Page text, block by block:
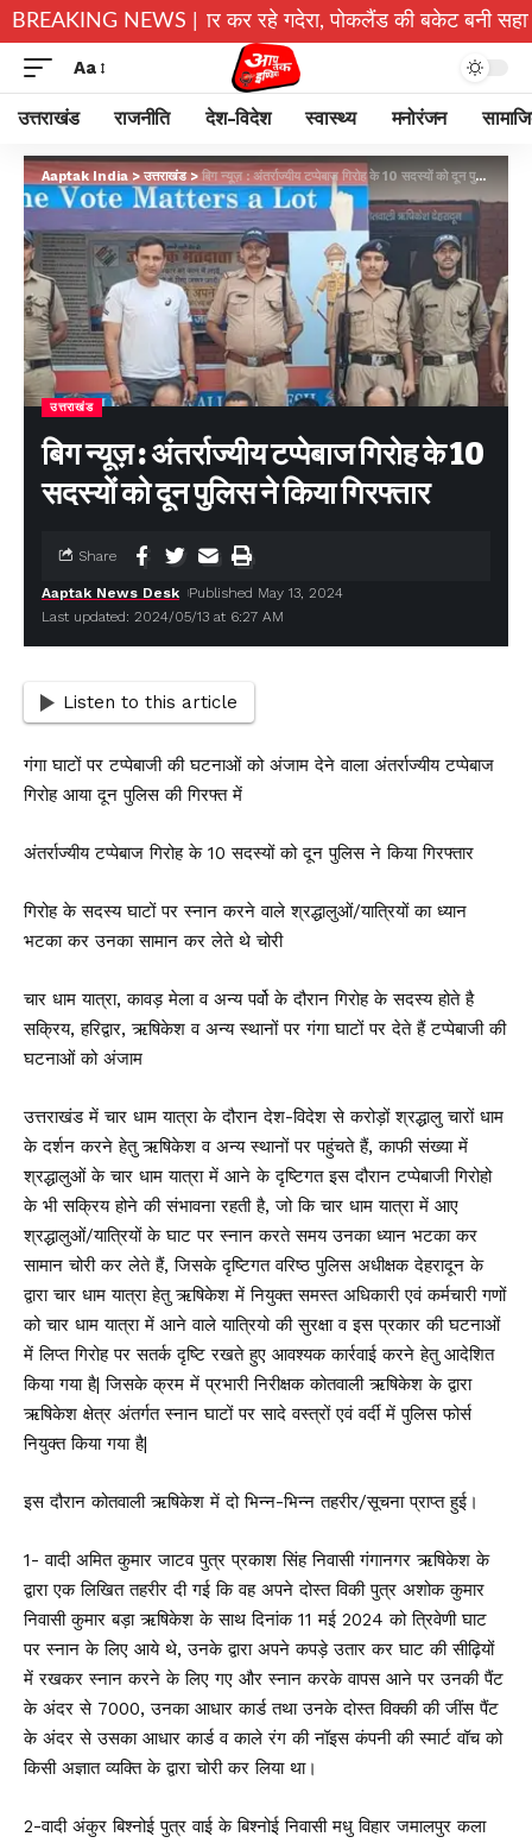
BREAKING NEWS |
में डालकर पार कर रहे गदेरा, पोकलैंड की बकेट बनी सहारा
Aa
उत्तराखंड राजनीति देश-विदेश स्वास्थ्य मनोरंजन
Aaptak India>उत्तराखंड>बिग न्यूज़ : अंतर्राज्यीय टप्पेबाज गिरोह के 10 सदस्यों को दून पुलिस ने किया गिरफ्तार
उत्तराखंड
बिग न्यूज़ : अंतर्राज्यीय टप्पेबाज गिरोह के 10
सदस्यों को दून पुलिस ने किया गिरफ्तार
Last updated: 2024/05/13 at 6:27 AM
Aaptak News Desk Published May 13, 2024
Share
Listen to this article
गंगा घाटों पर टप्पेबाजी की घटनाओं को अंजाम देने वाला अंतर्राज्यीय टप्पेबाज
गिरोह आया दून पुलिस की गिरफ्त में
अंतर्राज्यीय टप्पेबाज गिरोह के 10 सदस्यों को दून पुलिस ने किया गिरफ्तार
गिरोह के सदस्य घाटों पर स्नान करने वाले श्रद्धालुओं/यात्रियों का ध्यान
भटका कर उनका सामान कर लेते थे चोरी
चार धाम यात्रा, कावड़ मेला व अन्य पर्वो के दौरान गिरोह के सदस्य होते है
सक्रिय, हरिद्वार, ऋषिकेश व अन्य स्थानों पर गंगा घाटों पर देते हैं टप्पेबाजी की
घटनाओं को अंजाम
उत्तराखंड में चार धाम यात्रा के दौरान देश-विदेश से करोड़ों श्रद्धालु चारों धाम
के दर्शन करने हेतु ऋषिकेश व अन्य स्थानों पर पहुंचते हैं, काफी संख्या में
श्रद्धालुओं के चार धाम यात्रा में आने के दृष्टिगत इस दौरान टप्पेबाजी गिरोहो
के भी सक्रिय होने की संभावना रहती है, जो कि चार धाम यात्रा में आए
श्रद्धालुओं/यात्रियों के घाट पर स्नान करते समय उनका ध्यान भटका कर
सामान चोरी कर लेते हैं, जिसके दृष्टिगत वरिष्ठ पुलिस अधीक्षक देहरादून के
द्वारा चार धाम यात्रा हेतु ऋषिकेश में नियुक्त समस्त अधिकारी एवं कर्मचारी गणों
को चार धाम यात्रा में आने वाले यात्रियो की सुरक्षा व इस प्रकार की घटनाओं
में लिप्त गिरोह पर सतर्क दृष्टि रखते हुए आवश्यक कार्रवाई करने हेतु आदेशित
किया गया है| जिसके क्रम में प्रभारी निरीक्षक कोतवाली ऋषिकेश के द्वारा
ऋषिकेश क्षेत्र अंतर्गत स्नान घाटों पर सादे वस्त्रों एवं वर्दी में पुलिस फोर्स
नियुक्त किया गया है|
इस दौरान कोतवाली ऋषिकेश में दो भिन्न-भिन्न तहरीर/सूचना प्राप्त हुई।
1- वादी अमित कुमार जाटव पुत्र प्रकाश सिंह निवासी गंगानगर ऋषिकेश के
द्वारा एक लिखित तहरीर दी गई कि वह अपने दोस्त विकी पुत्र अशोक कुमार
निवासी कुमार बड़ा ऋषिकेश के साथ दिनांक 11 मई 2024 को त्रिवेणी घाट
पर स्नान के लिए आये थे, उनके द्वारा अपने कपड़े उतार कर घाट की सीढ़ियों
में रखकर स्नान करने के लिए गए और स्नान करके वापस आने पर उनकी पैंट
के अंदर से ₹7000, उनका आधार कार्ड तथा उनके दोस्त विक्की की जींस पैंट
के अंदर से उसका आधार कार्ड व काले रंग की नॉइस कंपनी की स्मार्ट वॉच को
किसी अज्ञात व्यक्ति के द्वारा चोरी कर लिया था।
2-वादी अंकुर बिश्नोई पुत्र वाई के बिश्नोई निवासी मधु विहार जमालपुर कला